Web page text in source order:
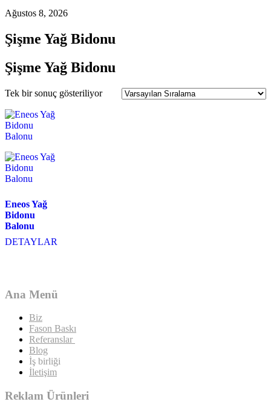
Ağustos 8, 2026
Şişme Yağ Bidonu
Şişme Yağ Bidonu
Tek bir sonuç gösteriliyor
Eneos Yağ
Bidonu
Balonu
DETAYLAR
Ana Menü
Biz
Fason Baskı
Referanslar
Blog
İş birliği
İletişim
Reklam Ürünleri